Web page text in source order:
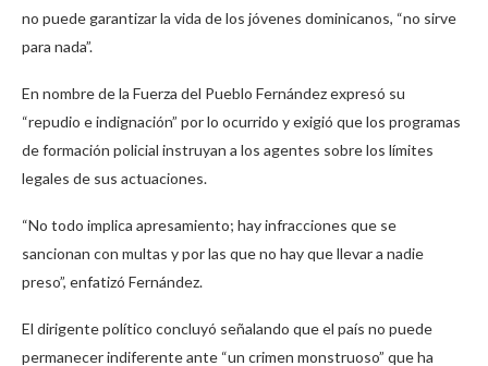
no puede garantizar la vida de los jóvenes dominicanos, “no sirve
para nada”.
En nombre de la Fuerza del Pueblo Fernández expresó su
“repudio e indignación” por lo ocurrido y exigió que los programas
de formación policial instruyan a los agentes sobre los límites
legales de sus actuaciones.
“No todo implica apresamiento; hay infracciones que se
sancionan con multas y por las que no hay que llevar a nadie
preso”, enfatizó Fernández.
El dirigente político concluyó señalando que el país no puede
permanecer indiferente ante “un crimen monstruoso” que ha